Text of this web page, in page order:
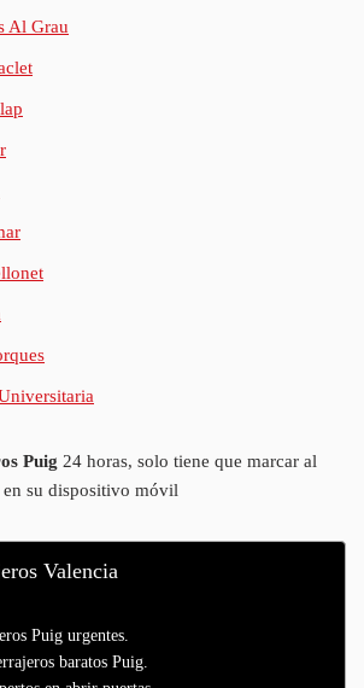
Al Grau
Puig 24 horas, solo tiene que marcar al
en su dispositivo móvil
Valencia
Puig urgentes.
baratos Puig.